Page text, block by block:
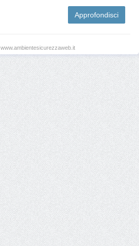
Approfondisci